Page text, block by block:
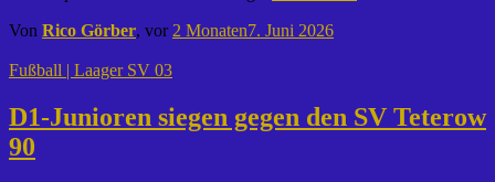
Von Rico Görber, vor 2 Monaten7. Juni 2026
Fußball | Laager SV 03
D1-Junioren siegen gegen den SV Teterow
90